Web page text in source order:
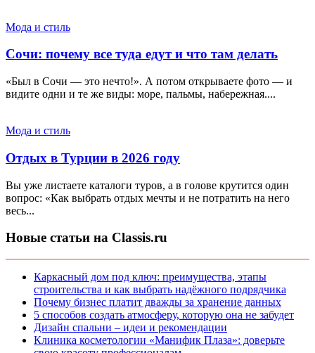
Мода и стиль
Сочи: почему все туда едут и что там делать
«Был в Сочи — это нечто!». А потом открываете фото — и
видите одни и те же виды: море, пальмы, набережная....
Мода и стиль
Отдых в Турции в 2026 году
Вы уже листаете каталоги туров, а в голове крутится один
вопрос: «Как выбрать отдых мечты и не потратить на него
весь...
Новые статьи на Classis.ru
Каркасный дом под ключ: преимущества, этапы
строительства и как выбрать надёжного подрядчика
Почему бизнес платит дважды за хранение данных
5 способов создать атмосферу, которую она не забудет
Дизайн спальни – идеи и рекомендации
Клиника косметологии «Манифик Плаза»: доверьте